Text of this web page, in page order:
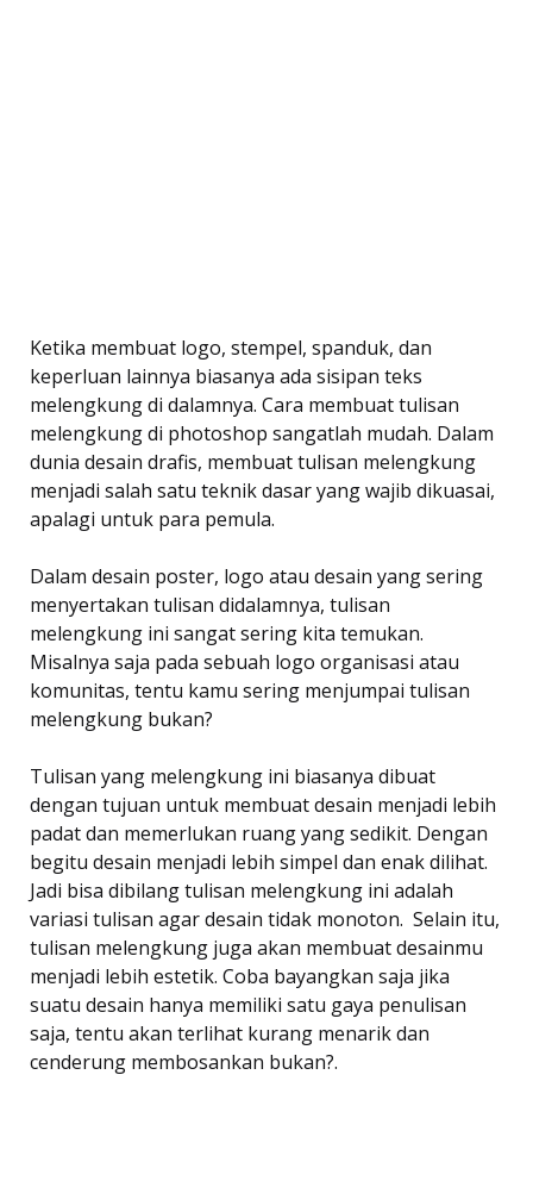
Ketika membuat logo, stempel, spanduk, dan
keperluan lainnya biasanya ada sisipan teks
melengkung di dalamnya. Cara membuat tulisan
melengkung di photoshop sangatlah mudah. Dalam
dunia desain drafis, membuat tulisan melengkung
menjadi salah satu teknik dasar yang wajib dikuasai,
apalagi untuk para pemula.
Dalam desain poster, logo atau desain yang sering
menyertakan tulisan didalamnya, tulisan
melengkung ini sangat sering kita temukan.
Misalnya saja pada sebuah logo organisasi atau
komunitas, tentu kamu sering menjumpai tulisan
melengkung bukan?
Tulisan yang melengkung ini biasanya dibuat
dengan tujuan untuk membuat desain menjadi lebih
padat dan memerlukan ruang yang sedikit. Dengan
begitu desain menjadi lebih simpel dan enak dilihat.
Jadi bisa dibilang tulisan melengkung ini adalah
variasi tulisan agar desain tidak monoton. Selain itu,
tulisan melengkung juga akan membuat desainmu
menjadi lebih estetik. Coba bayangkan saja jika
suatu desain hanya memiliki satu gaya penulisan
saja, tentu akan terlihat kurang menarik dan
cenderung membosankan bukan?.